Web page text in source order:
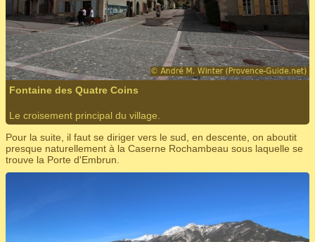
Fontaine des Quatre Coins
Le croisement principal du village.
Pour la suite, il faut se diriger vers le sud, en descente, on aboutit
presque naturellement à la Caserne Rochambeau sous laquelle se
trouve la Porte d'Embrun.